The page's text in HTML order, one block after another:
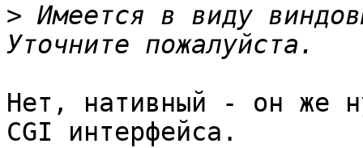
> Имеется в виду
Нет, нативный - он же
CGI интерфейса.